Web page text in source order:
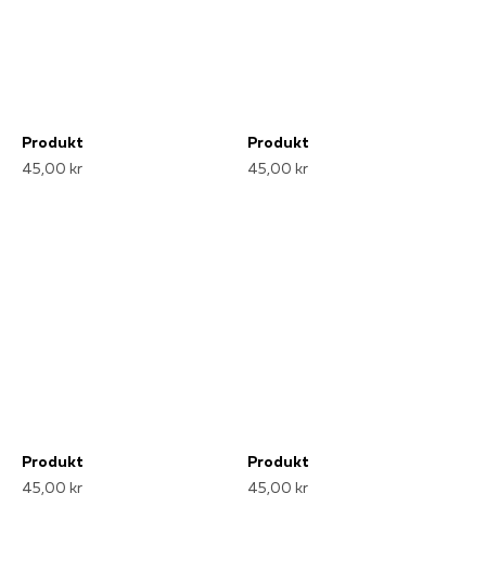
Produkt
45,00 kr
Produkt
45,00 kr
Produkt
45,00 kr
Produkt
45,00 kr